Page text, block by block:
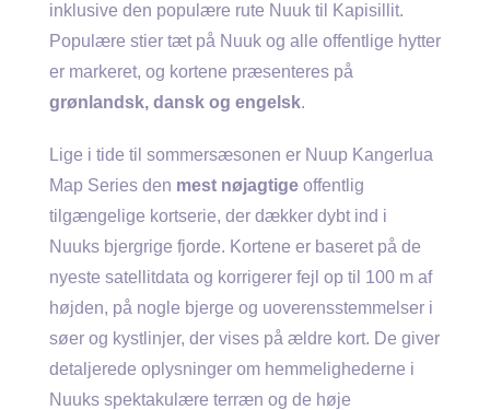
inklusive den populære rute Nuuk til Kapisillit.
Populære stier tæt på Nuuk og alle offentlige hytter
er markeret, og kortene præsenteres på
grønlandsk, dansk og engelsk.
Lige i tide til sommersæsonen er Nuup Kangerlua
Map Series den mest nøjagtige offentlig
tilgængelige kortserie, der dækker dybt ind i
Nuuks bjergrige fjorde. Kortene er baseret på de
nyeste satellitdata og korrigerer fejl op til 100 m af
højden, på nogle bjerge og uoverensstemmelser i
søer og kystlinjer, der vises på ældre kort. De giver
detaljerede oplysninger om hemmelighederne i
Nuuks spektakulære terræn og de høje